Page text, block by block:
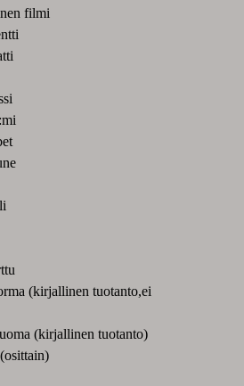
filmi
(kirjallinen tuotanto,ei
(kirjallinen tuotanto)